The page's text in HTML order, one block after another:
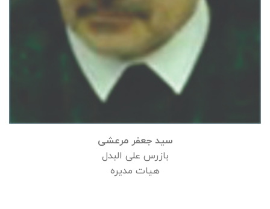
سید جعفر مرعشی‌
بازرس علی البدل
هیات مدیره